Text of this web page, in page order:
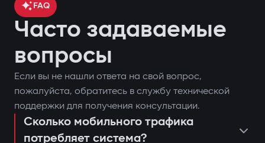
контроль местоположения
автомобиля через GPS;
блокировка двигателя при попытке
поставить или снять автомобиль с
охраны;
запустить двигатель дистанционно;
FAQ
Часто задаваемые
вопросы
Если вы не нашли ответа на свой вопрос,
пожалуйста, обратитесь в службу технической
поддержки для получения консультации.
Сколько мобильного трафика
потребляет система?